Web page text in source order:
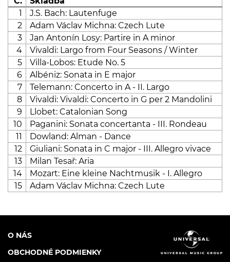
1
J.S. Bach: Lautenfuge
2
Adam Václav Michna: Czech Lute
3
Jan Antonín Losy: Partire in A minor
4
Vivaldi: Largo from Four Seasons / Winter
5
Villa-Lobos: Etude No. 5
6
Albéniz: Sonata in E major
7
Telemann: Concerto in A - II. Largo
8
Vivaldi: Vivaldi: Concerto in G per 2 Mandolini
9
Llobet: Catalonian Song
10
Paganini: Sonata concertanta - III. Rondeau
11
Dowland: Alman - Dance
12
Giuliani: Sonata in C major - III. Allegro vivace
13
Milan Tesař: Aria
14
Mozart: Eine kleine Nachtmusik - I. Allegro
15
Adam Václav Michna: Czech Lute
O NÁS
OBCHODNÉ PODMIENKY